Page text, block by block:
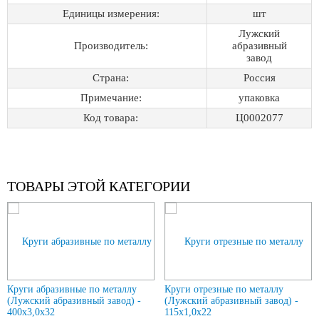
Единицы измерения:
шт
Производитель:
Лужский
абразивный
завод
Страна:
Россия
Примечание:
упаковка
Код товара:
Ц0002077
ТОВАРЫ ЭТОЙ КАТЕГОРИИ
Previous
Круги абразивные по металлу
(Лужский абразивный завод) -
400х3,0х32
Круги отрезные по металлу
(Лужский абразивный завод) -
115х1,0х22